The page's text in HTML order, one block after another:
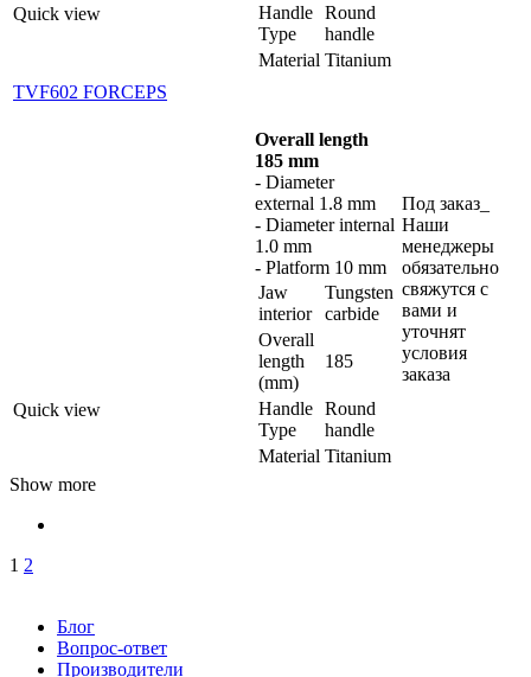
Quick view
Handle
Type
Round
handle
Material Titanium
TVF602 FORCEPS
Quick view
Overall length
185 mm
- Diameter
external 1.8 mm
- Diameter internal
1.0 mm
- Platform 10 mm
Jaw
interior
Tungsten
carbide
Overall
length
(mm)
185
Handle
Type
Round
handle
Material Titanium
Под заказ_
Наши
менеджеры
обязательно
свяжутся с
вами и
уточнят
условия
заказа
Show more
1 2
Блог
Вопрос-ответ
Производители